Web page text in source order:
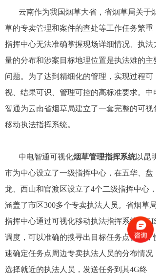
云南作为我国烟草大省，省烟草局关于烟
草的专卖管理和案件的查处等工作任务繁重，
指挥中心无法准确掌握现场详细情况、执法力
量的分布和涉案目标地理位置是执法难的主要
问题。为了达到精细化的管理，实现过程可
视、结果可识、管理可控的高标准要求。中电
智通为云南省烟草局建立了一套完整的可视化
移动执法指挥系统。
中电智通可视化烟草管理指挥系统以昆明
市为中心设立了一级指挥中心，在五华、盘
龙、西山和官渡区设立了4个二级指挥中心，
涵盖了市区300多个专卖执法人员。省烟草局
指挥中心通过可视化移动执法指挥系统的GIS
调度，可以准确的搜寻出目标任务点位置，快
速确定任务点周边专卖执法人员的分布情况，
选择就近的执法人员，发送任务到其4G终